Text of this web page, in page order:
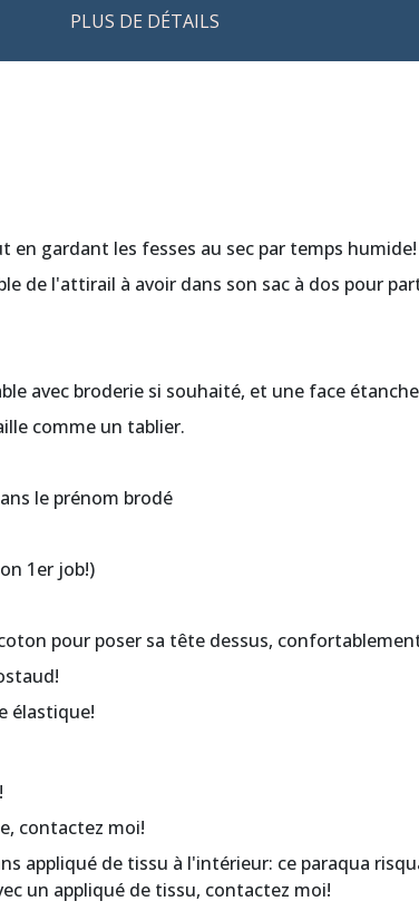
PLUS DE DÉTAILS
gardant les fesses au sec par temps humide!
de l'attirail à avoir dans son sac à dos pour
avec broderie si souhaité, et une face
comme un tablier.
le prénom brodé
1er job!)
pour poser sa tête dessus,
élastique!
contactez moi!
appliqué de tissu à l'intérieur: ce paraqua
un appliqué de tissu, contactez moi!